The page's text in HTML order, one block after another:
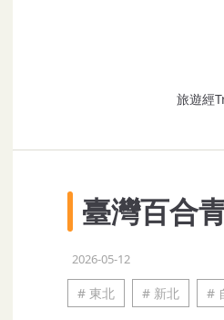
旅遊經
臺灣百合
2026-05-12
# 東北 # 新北 #